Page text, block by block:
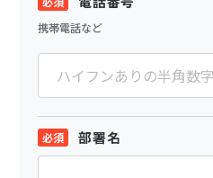
携帯電話など
部署名